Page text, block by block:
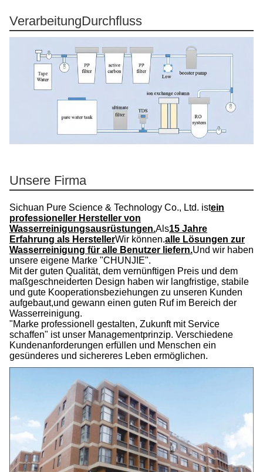
VerarbeitungDurchfluss
Unsere Firma
Sichuan Pure Science & Technology Co., Ltd. istein
professioneller Hersteller von
Wasserreinigungsausrüstungen.Als15 Jahre
Erfahrung als HerstellerWir können.alle Lösungen zur
Wasserreinigung für alle Benutzer liefern.Und wir haben
unsere eigene Marke "CHUNJIE".
Mit der guten Qualität, dem vernünftigen Preis und dem
maßgeschneiderten Design haben wir langfristige, stabile
und gute Kooperationsbeziehungen zu unseren Kunden
aufgebaut,und gewann einen guten Ruf im Bereich der
Wasserreinigung.
"Marke professionell gestalten, Zukunft mit Service
schaffen" ist unser Managementprinzip. Verschiedene
Kundenanforderungen erfüllen und Menschen ein
gesünderes und sichereres Leben ermöglichen.